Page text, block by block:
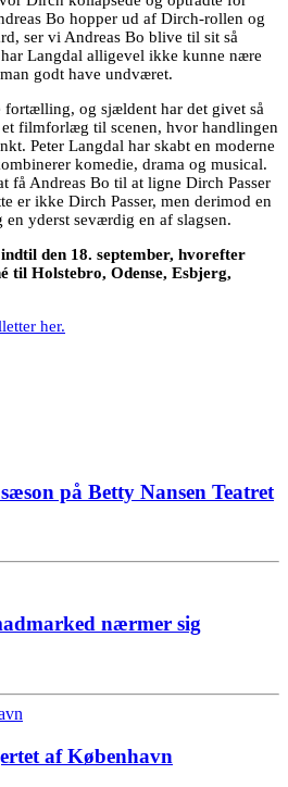
Bo hopper ud af Dirch-rollen og
ser vi Andreas Bo blive til sit så
Langdal alligevel ikke kunne nære
godt have undværet.
fortælling, og sjældent har det givet så
filmforlæg til scenen, hvor handlingen
Peter Langdal har skabt en moderne
komedie, drama og musical.
få Andreas Bo til at ligne Dirch Passer
er ikke Dirch Passer, men derimod en
en yderst seværdig en af slagsen.
den 18. september, hvorefter
til Holstebro, Odense, Esbjerg,
her.
på Betty Nansen Teatret
nærmer sig
af København